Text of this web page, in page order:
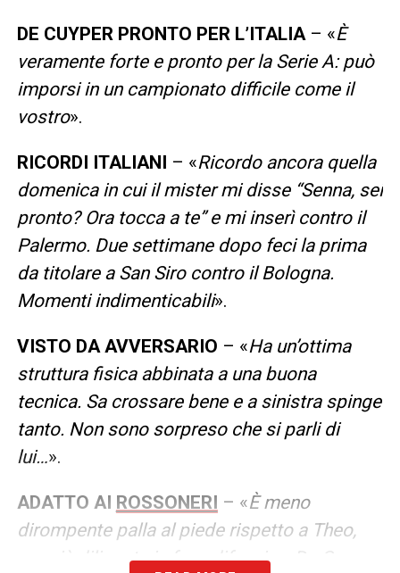
DE CUYPER PRONTO PER L’ITALIA– «È
veramente forte e pronto per la Serie A: può
imporsi in un campionato difficile come il
vostro».
RICORDI ITALIANI – «Ricordo ancora quella
domenica in cui il mister mi disse “Senna, sei
pronto? Ora tocca a te” e mi inserì contro il
Palermo. Due settimane dopo feci la prima
da titolare a San Siro contro il Bologna.
Momenti indimenticabili».
VISTO DA AVVERSARIO – «Ha un’ottima
struttura fisica abbinata a una buona
tecnica. Sa crossare bene e a sinistra spinge
tanto. Non sono sorpreso che si parli di
lui…».
ADATTO AI ROSSONERI – «È meno
dirompente palla al piede rispetto a Theo,
ma più diligente in fase difensiva. De Cuyper